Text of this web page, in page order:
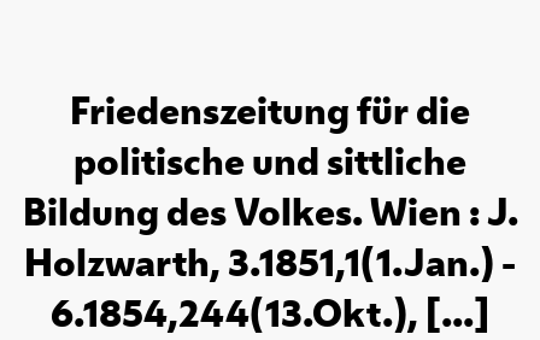
Friedenszeitung für die
politische und sittliche
Bildung des Volkes. Wien : J.
Holzwarth, 3.1851,1(1.Jan.) -
6.1854,244(13.Okt.), [...]